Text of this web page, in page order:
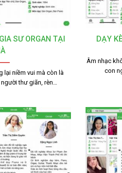
SƯ ORGAN TẠI
lại niềm vui mà còn là
thư giãn, rèn…
DẠY
Âm nhạc
con